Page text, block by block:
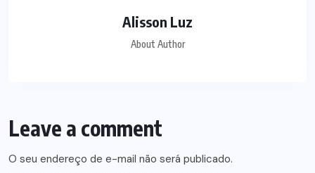
Alisson Luz
About Author
Leave a comment
O seu endereço de e-mail não será publicado.